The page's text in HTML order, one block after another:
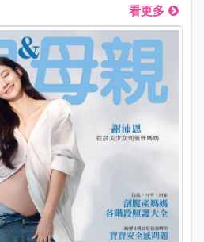
看更多